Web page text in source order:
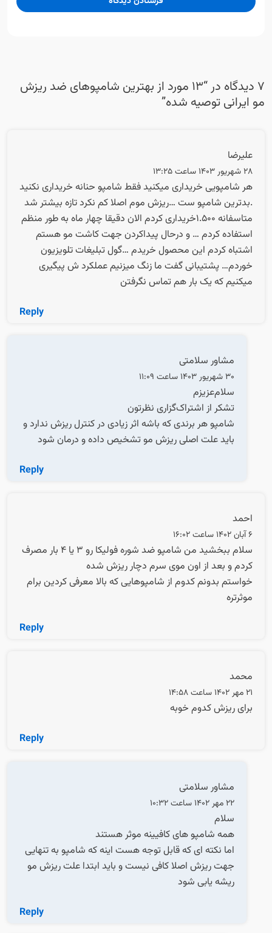
7 دیدگاه در “
13 مورد از بهترین شامپوهای ضد ریزش
مو ایرانی توصیه شده”
علیرضا
28 شهریور 1403 ساعت 13:25
هر شامپویی خریداری میکنید فقط شامپو حنانه خریداری نکنید
.بدترین شامپو ست …ریزش موم اصلا کم نکرد تازه بیشتر شد
متاسفانه 1.500خریداری کردم الان دقیقا چهار ماه به طور منظم
استفاده کردم … و درحال پیداکردن جهت کاشت مو هستم
اشتباه کردم این محصول خریدم …گول تبلیغات تلویزیون
خوردم… پشتیبانی گفت ما زنگ میزنیم عملکرد ش پیگیری
میکنیم که یک بار هم تماس نگرفتن
Reply
مشاور سلامتی
30 شهریور 1403 ساعت 11:09
سلام‌عزیزم
تشکر از اشتراک‌گزاری نظرتون
شامپو هر برندی که باشه اثر زیادی در کنترل ریزش ندارد و
باید علت اصلی ریزش مو تشخیص داده و درمان شود
Reply
احمد
6 آبان 1402 ساعت 16:02
سلام ببخشید من شامپو ضد شوره فولیکا رو 3 یا 4 بار مصرف
کردم و بعد از اون موی سرم دچار ریزش شده
خواستم بدونم کدوم از شامپوهایی که بالا معرفی کردین برام
موثرتره
Reply
محمد
21 مهر 1402 ساعت 14:58
برای ریزش کدوم خوبه
Reply
مشاور سلامتی
22 مهر 1402 ساعت 10:32
سلام
همه شامپو های کافیینه موثر هستند
اما نکته ای که قابل توجه هست اینه که شامپو به تنهایی
جهت ریزش اصلا کافی نیست و باید ابتدا علت ریزش مو
ریشه یابی شود
Reply